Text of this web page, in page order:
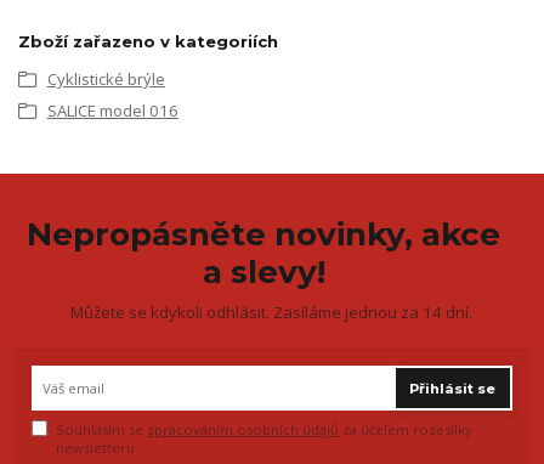
Zboží zařazeno v kategoriích
Cyklistické brýle
SALICE model 016
Nepropásněte novinky, akce
a slevy!
Můžete se kdykoli odhlásit. Zasíláme jednou za 14 dní.
Přihlásit se
Souhlasím se zpracováním osobních údajů za účelem rozesílky
newsletteru.